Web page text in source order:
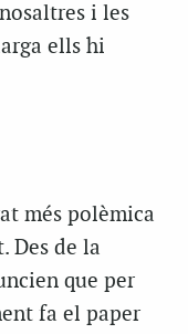
i les
ells hi
més polèmica
Des de la
que per
fa el paper